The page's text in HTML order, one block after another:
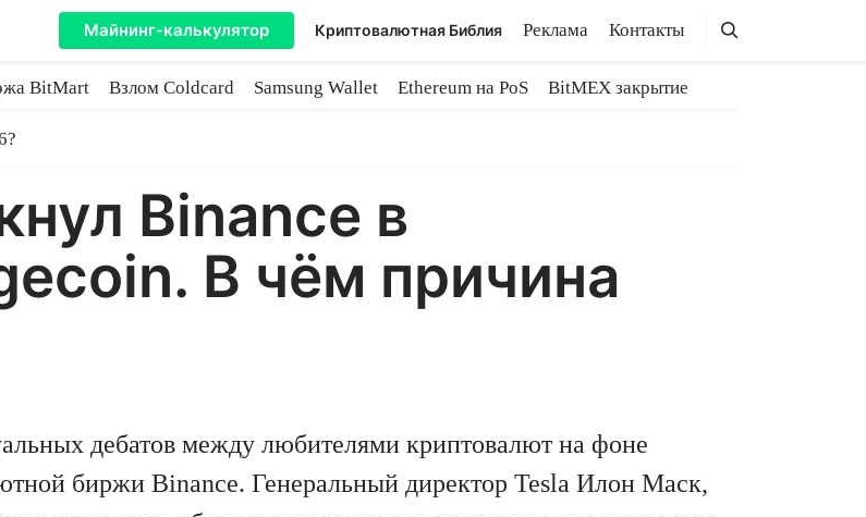
Майнинг-калькулятор Криптовалютная Библия Реклама Контакты Поиск
Поиск
BitMart Взлом Coldcard Samsung Wallet Ethereum на PoS
BitMEX закрытие
Binance в
В чём причина
дебатов между любителями криптовалют на фоне
биржи Binance. Генеральный директор Tesla Илон Маск,